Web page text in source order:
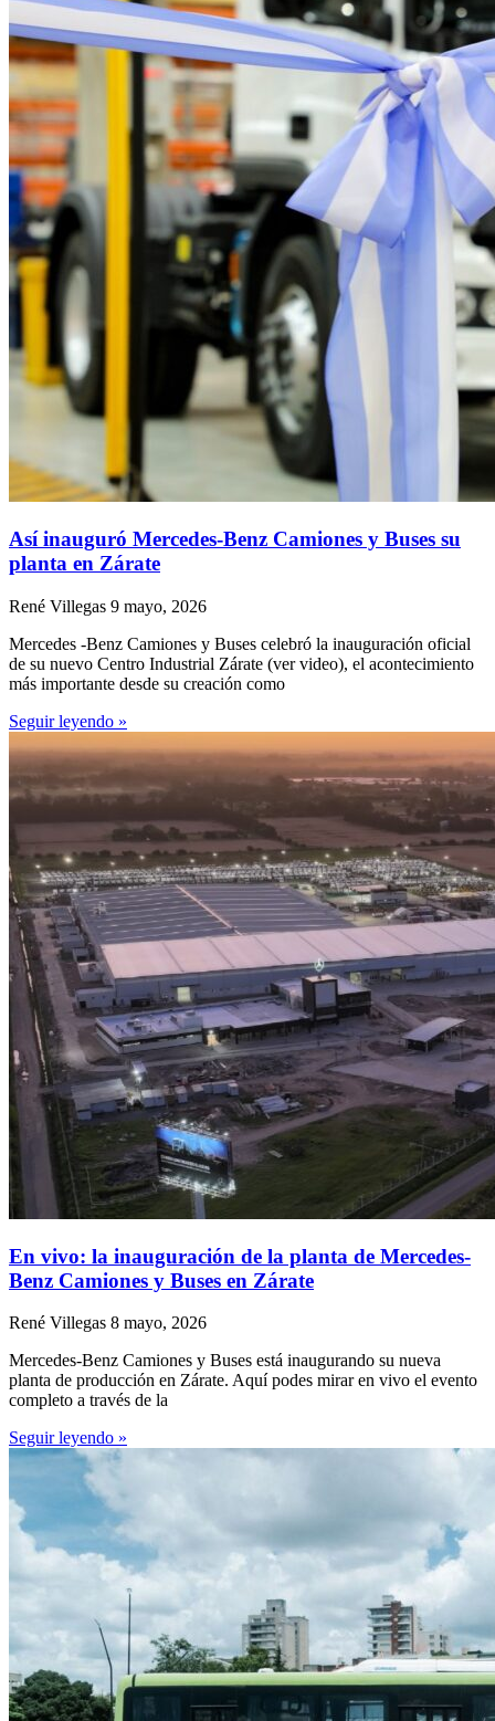
Así inauguró Mercedes-Benz Camiones y Buses su
planta en Zárate
René Villegas 9 mayo, 2026
Mercedes -Benz Camiones y Buses celebró la inauguración oficial
de su nuevo Centro Industrial Zárate (ver video), el acontecimiento
más importante desde su creación como
Seguir leyendo »
En vivo: la inauguración de la planta de Mercedes-
Benz Camiones y Buses en Zárate
René Villegas 8 mayo, 2026
Mercedes-Benz Camiones y Buses está inaugurando su nueva
planta de producción en Zárate. Aquí podes mirar en vivo el evento
completo a través de la
Seguir leyendo »